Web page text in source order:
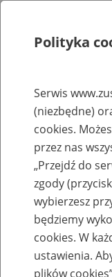
Rejestry, ewidencje i archiwa
Baza
Nazwa zakładu pracy:
Polityka
Serwis
(niezbędne)
cookies.
przez nas
„Przejdź do
zgody
wybierzesz
będziemy
cookies. W
ustawienia.
plików